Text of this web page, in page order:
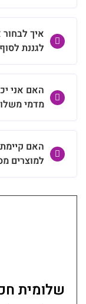
איך
לגננת
האם אני
מדמי
האם
למוצרים
שלומית